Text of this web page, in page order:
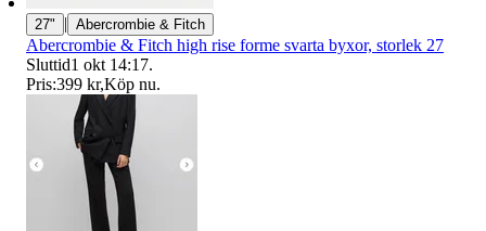
27" | Abercrombie & Fitch
Abercrombie & Fitch high rise forme svarta byxor, storlek 27
Sluttid1 okt 14:17.
Pris:399 kr,Köp nu.